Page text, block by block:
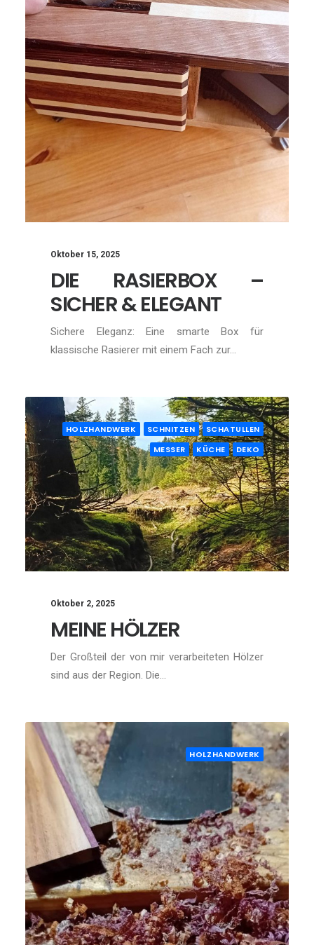
Oktober 15, 2025
DIE RASIERBOX –
SICHER & ELEGANT
Sichere Eleganz: Eine smarte Box für
klassische Rasierer mit einem Fach zur…
HOLZHANDWERK SCHNITZEN
SCHATULLEN
MESSER
KÜCHE DEKO
Oktober 2, 2025
MEINE HÖLZER
Der Großteil der von mir verarbeiteten Hölzer
sind aus der Region. Die…
HOLZHANDWERK